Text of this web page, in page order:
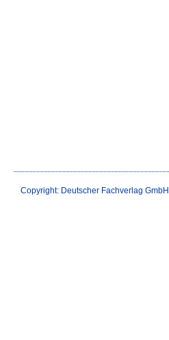
Copyright: Deutscher Fachverlag GmbH